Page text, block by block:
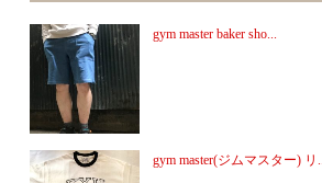
gym master baker sho...
gym master(ジムマスター) リ...